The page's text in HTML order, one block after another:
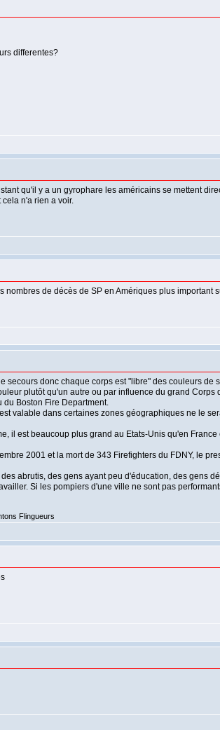
differentes?
qu'il y a un gyrophare les américains se mettent
n'a rien a voir.
de décès de SP en Amériques plus
secours donc chaque corps est "libre" des couleurs
plutôt qu'un autre ou par influence du grand
du Boston Fire Department.
valable dans certaines zones géographiques ne le
il est beaucoup plus grand au Etats-Unis qu'en
2001 et la mort de 343 Firefighters du FDNY, le
abrutis, des gens ayant peu d'éducation, des gens
Si les pompiers d'une ville ne sont pas
Flingueurs